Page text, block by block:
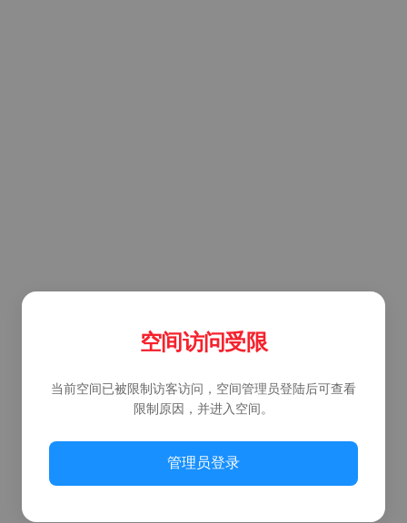
空间访问受限
当前空间已被限制访客访问，空间管理员登陆后可查看
限制原因，并进入空间。
管理员登录